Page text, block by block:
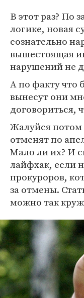
В этот раз? По
логике, новая
сознательно
вышестоящая
нарушений не
А по факту что
вынесут они
договориться,
Жалуйся потом
отменят по
Мало ли их? И
лайфхак, если
прокуроров,
за отмены.
можно так